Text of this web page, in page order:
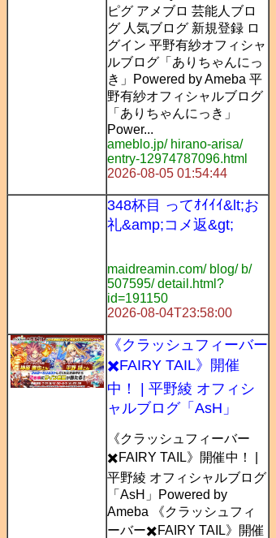
ピグ アメブロ 芸能人ブロ
グ 人気ブログ 新規登録 ロ
グイン 平野有紗オフィシャ
ルブログ「ありちゃんにっ
き」Powered by Ameba 平
野有紗オフィシャルブログ
「ありちゃんにっき」
Power...
ameblo.jp/ hirano-arisa/
entry-12974787096.html
2026-08-05 01:54:44
348杯目 ってｵｲｲｲ&lt;お
礼&amp;コメ返&gt;
maidreamin.com/ blog/ b/
507595/ detail.html?
id=191150
2026-08-04T23:58:00
《クラッシュフィーバー
✖️FAIRY TAIL》開催
中！ | 平野綾 オフィシ
ャルブログ「AsH」
《クラッシュフィーバー
✖️FAIRY TAIL》開催中！ |
平野綾 オフィシャルブログ
「AsH」Powered by
Ameba 《クラッシュフィ
ーバー✖️FAIRY TAIL》開催